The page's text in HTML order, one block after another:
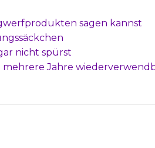
sagen kannst
nicht spürst
mehrere Jahre